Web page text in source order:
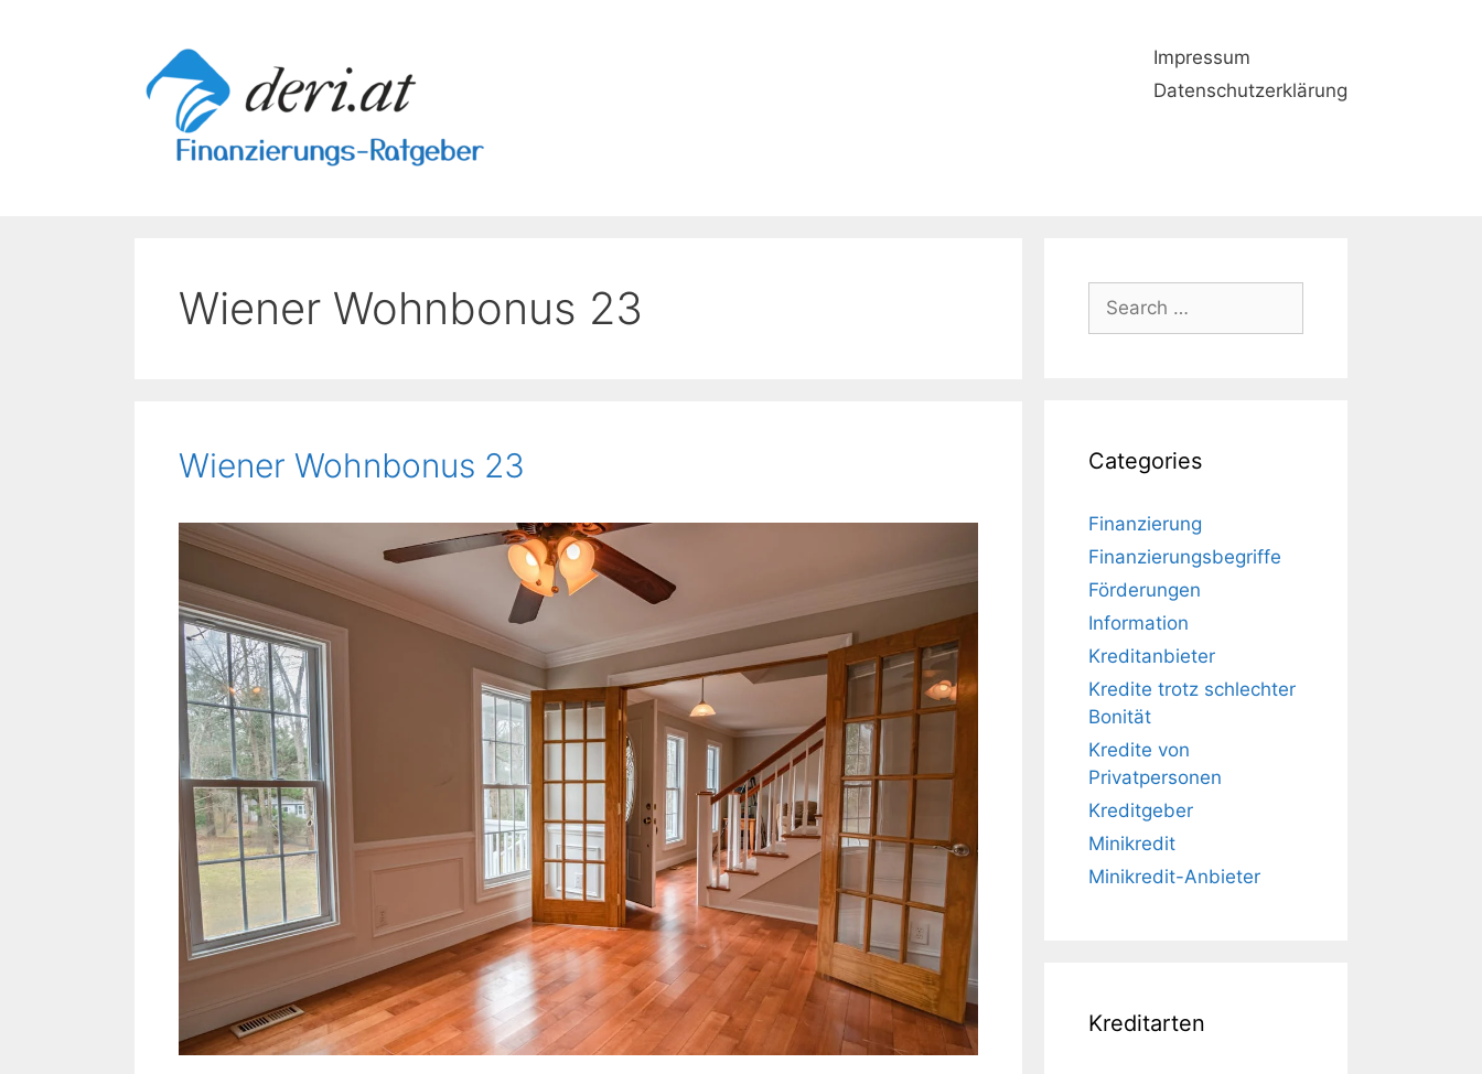
Impressum
Datenschutzerklärung
Wiener Wohnbonus 23
Wiener Wohnbonus 23
Search
for:
Categories
Finanzierung
Finanzierungsbegriffe
Förderungen
Information
Kreditanbieter
Kredite trotz schlechter
Bonität
Kredite von
Privatpersonen
Kreditgeber
Minikredit
Minikredit-Anbieter
Kreditarten